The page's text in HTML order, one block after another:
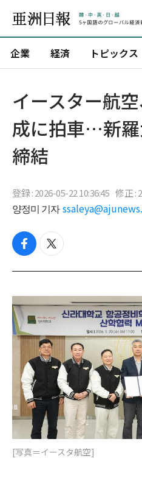
企業 経済 トピックス
イースター航
成に拍車…新
締結
登録 : 2026-05-22 10:36:45 修正 :
양정미 기자
f
c
b
o
o
k
t
i
t
e
r
[写真＝イースタ航空]